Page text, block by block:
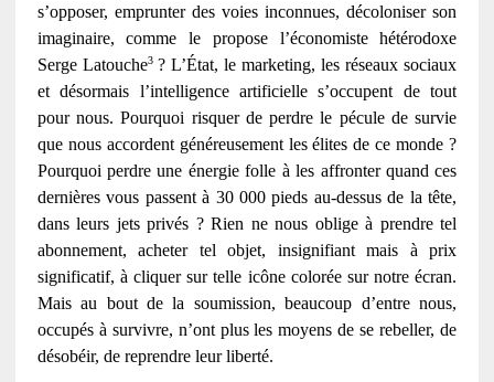
s’opposer, emprunter des voies inconnues, décoloniser son
imaginaire, comme le propose l’économiste hétérodoxe
Serge Latouche3 ? L’État, le marketing, les réseaux sociaux
et désormais l’intelligence artificielle s’occupent de tout
pour nous. Pourquoi risquer de perdre le pécule de survie
que nous accordent généreusement les élites de ce monde ?
Pourquoi perdre une énergie folle à les affronter quand ces
dernières vous passent à 30 000 pieds au-dessus de la tête,
dans leurs jets privés ? Rien ne nous oblige à prendre tel
abonnement, acheter tel objet, insignifiant mais à prix
significatif, à cliquer sur telle icône colorée sur notre écran.
Mais au bout de la soumission, beaucoup d’entre nous,
occupés à survivre, n’ont plus les moyens de se rebeller, de
désobéir, de reprendre leur liberté.